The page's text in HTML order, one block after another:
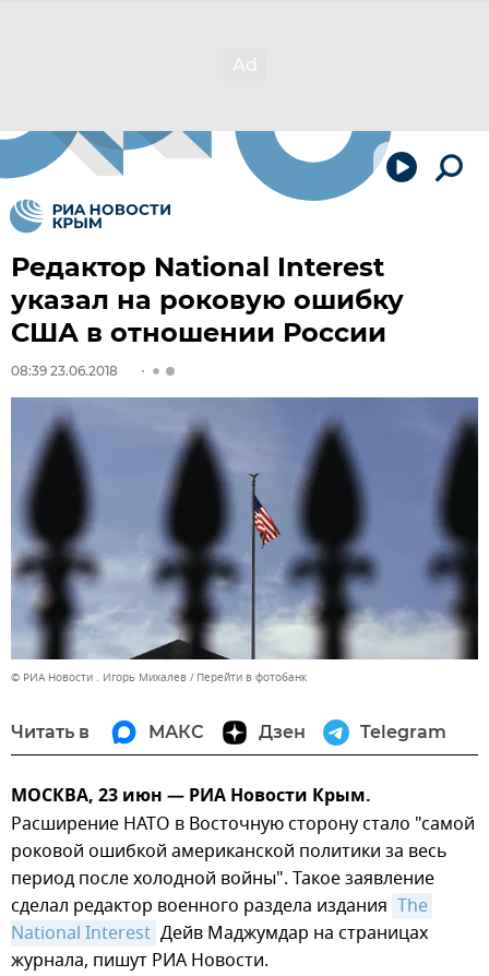
Редактор National Interest
указал на роковую ошибку
США в отношении России
08:39 23.06.2018
© РИА Новости . Игорь Михалев Перейти в фотобанк
Читать в МАКС Дзен Telegram
МОСКВА, 23 июн — РИА Новости Крым.
Расширение НАТО в Восточную сторону стало "самой
роковой ошибкой американской политики за весь
период после холодной войны". Такое заявление
сделал редактор военного раздела издания The
National Interest Дейв Маджумдар на страницах
журнала, пишут РИА Новости.